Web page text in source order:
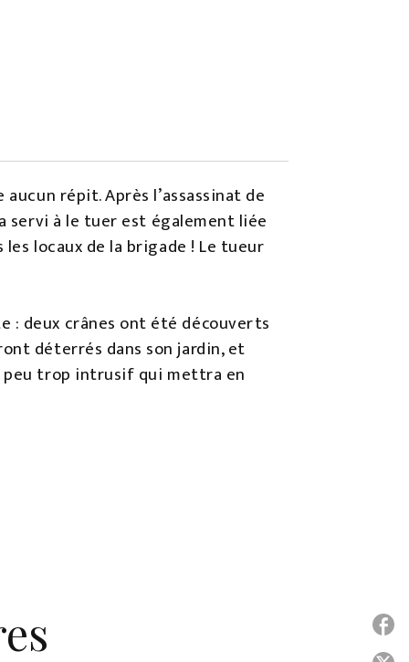
répit. Après l’assassinat de
servi à le tuer est également liée
locaux de la brigade ! Le tueur
: deux crânes ont été découverts
déterrés dans son jardin, et
peu trop intrusif qui mettra en